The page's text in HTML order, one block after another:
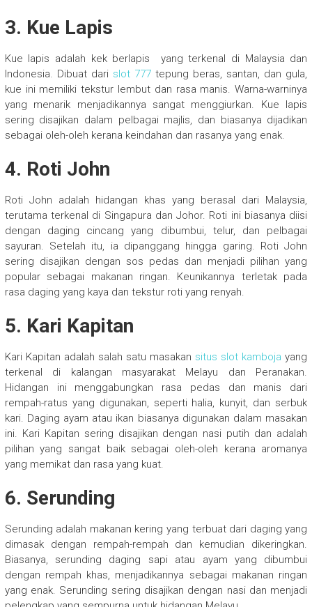
3. Kue Lapis
Kue lapis adalah kek berlapis yang terkenal di Malaysia dan
Indonesia. Dibuat dari slot 777tepung beras, santan, dan gula,
kue ini memiliki tekstur lembut dan rasa manis. Warna-warninya
yang menarik menjadikannya sangat menggiurkan. Kue lapis
sering disajikan dalam pelbagai majlis, dan biasanya dijadikan
sebagai oleh-oleh kerana keindahan dan rasanya yang enak.
4. Roti John
Roti John adalah hidangan khas yang berasal dari Malaysia,
terutama terkenal di Singapura dan Johor. Roti ini biasanya diisi
dengan daging cincang yang dibumbui, telur, dan pelbagai
sayuran. Setelah itu, ia dipanggang hingga garing. Roti John
sering disajikan dengan sos pedas dan menjadi pilihan yang
popular sebagai makanan ringan. Keunikannya terletak pada
rasa daging yang kaya dan tekstur roti yang renyah.
5. Kari Kapitan
Kari Kapitan adalah salah satu masakan situs slot kamboja yang
terkenal di kalangan masyarakat Melayu dan Peranakan.
Hidangan ini menggabungkan rasa pedas dan manis dari
rempah-ratus yang digunakan, seperti halia, kunyit, dan serbuk
kari. Daging ayam atau ikan biasanya digunakan dalam masakan
ini. Kari Kapitan sering disajikan dengan nasi putih dan adalah
pilihan yang sangat baik sebagai oleh-oleh kerana aromanya
yang memikat dan rasa yang kuat.
6. Serunding
Serunding adalah makanan kering yang terbuat dari daging yang
dimasak dengan rempah-rempah dan kemudian dikeringkan.
Biasanya, serunding daging sapi atau ayam yang dibumbui
dengan rempah khas, menjadikannya sebagai makanan ringan
yang enak. Serunding sering disajikan dengan nasi dan menjadi